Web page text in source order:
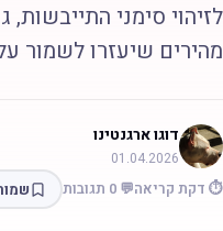
סימני התייבשות,
שיעזרו לשמור על
דוגו ארגנטינו
01.04.2026
דקת קריאה💬 0 תגובות שמור